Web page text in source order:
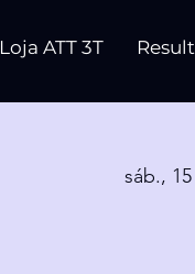
Loja ATT 3T
sáb.,